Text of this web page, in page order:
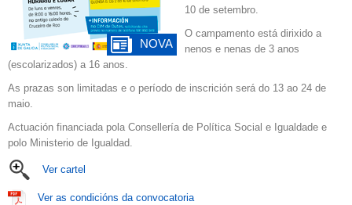
NOVA
10 de setembro.
O campamento está dirixido a
nenos e nenas de 3 anos
(escolarizados) a 16 anos.
As prazas son limitadas e o período de inscrición será do 13 ao 24 de
maio.
Actuación financiada pola Consellería de Política Social e Igualdade e
polo Ministerio de Igualdad.
Ver cartel
Ver as condicións da convocatoria